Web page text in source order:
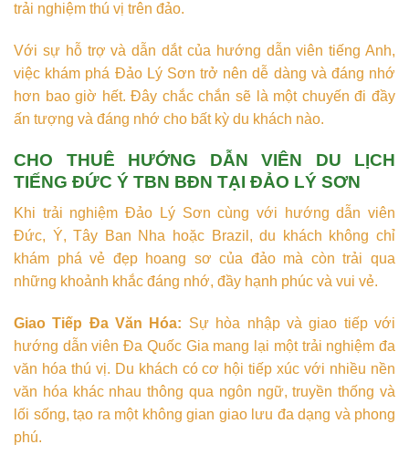
trải nghiệm thú vị trên đảo.
Với sự hỗ trợ và dẫn dắt của hướng dẫn viên tiếng Anh,
việc khám phá Đảo Lý Sơn trở nên dễ dàng và đáng nhớ
hơn bao giờ hết. Đây chắc chắn sẽ là một chuyến đi đầy
ấn tượng và đáng nhớ cho bất kỳ du khách nào.
CHO THUÊ HƯỚNG DẪN VIÊN DU LỊCH
TIẾNG ĐỨC Ý TBN BĐN TẠI ĐẢO LÝ SƠN
Khi trải nghiệm Đảo Lý Sơn cùng với hướng dẫn viên
Đức, Ý, Tây Ban Nha hoặc Brazil, du khách không chỉ
khám phá vẻ đẹp hoang sơ của đảo mà còn trải qua
những khoảnh khắc đáng nhớ, đầy hạnh phúc và vui vẻ.
Giao Tiếp Đa Văn Hóa: Sự hòa nhập và giao tiếp với
hướng dẫn viên Đa Quốc Gia mang lại một trải nghiệm đa
văn hóa thú vị. Du khách có cơ hội tiếp xúc với nhiều nền
văn hóa khác nhau thông qua ngôn ngữ, truyền thống và
lối sống, tạo ra một không gian giao lưu đa dạng và phong
phú.